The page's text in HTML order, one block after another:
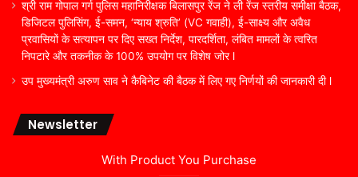
श्री राम गोपाल गर्ग पुलिस महानिरीक्षक बिलासपुर रेंज ने ली रेंज स्तरीय समीक्षा बैठक,
डिजिटल पुलिसिंग, ई-समन, ‘न्याय श्रुति’ (VC गवाही), ई-साक्ष्य और अवैध
प्रवासियों के सत्यापन पर दिए सख्त निर्देश, पारदर्शिता, लंबित मामलों के त्वरित
निपटारे और तकनीक के 100% उपयोग पर विशेष जोर l
उप मुख्यमंत्री अरुण साव ने कैबिनेट की बैठक में लिए गए निर्णयों की जानकारी दी l
Newsletter
With Product You Purchase